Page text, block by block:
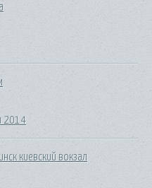
2014
киевский вокзал